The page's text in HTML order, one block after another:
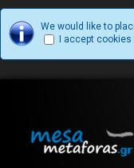
We would like to
I accept